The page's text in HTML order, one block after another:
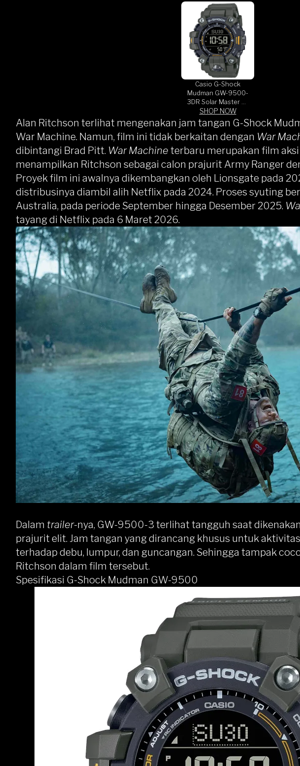
Casio G-Shock
Mudman GW-9500-
3DR Solar Master Of
G-Land Digital Dial
Green Bio-Based
Resin Band
SHOP NOW
Alan Ritchson terlihat mengenakan jam tangan G-Shock
War Machine. Namun, film ini tidak berkaitan dengan War
dibintangi Brad Pitt. War Machine terbaru merupakan film
menampilkan Ritchson sebagai calon prajurit Army Ranger
Proyek film ini awalnya dikembangkan oleh Lionsgate pada
distribusinya diambil alih Netflix pada 2024. Proses syuting
Australia, pada periode September hingga Desember 2025.
tayang di Netflix pada 6 Maret 2026.
Dalam trailer-nya, GW-9500-3 terlihat tangguh saat
prajurit elit. Jam tangan yang dirancang khusus untuk aktivitas
terhadap debu, lumpur, dan guncangan. Sehingga tampak
Ritchson dalam film tersebut.
Spesifikasi G-Shock Mudman GW-9500